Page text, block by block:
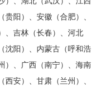
贵阳）、安徽（合肥）、
、吉林（长春）、河北
沈阳）、内蒙古（呼和浩
）、广西（南宁）、海南
西安）、甘肃（兰州）、